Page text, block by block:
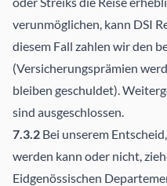
verunmöglichen, kann DSI
diesem Fall zahlen wir den
(Versicherungsprämien
bleiben geschuldet).
sind ausgeschlossen.
7.3.2 Bei unserem
werden kann oder nicht,
Eidgenössischen